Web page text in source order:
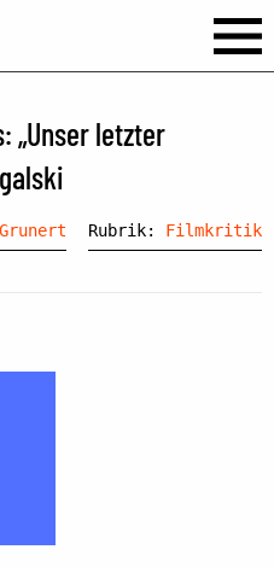
„Unser letzter
Rubrik: Filmkritik